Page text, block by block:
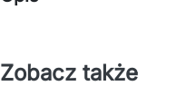
Zobacz także